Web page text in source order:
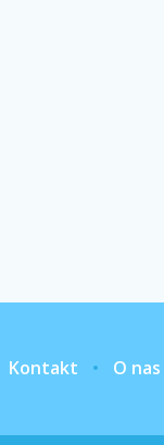
Kontakt O nas